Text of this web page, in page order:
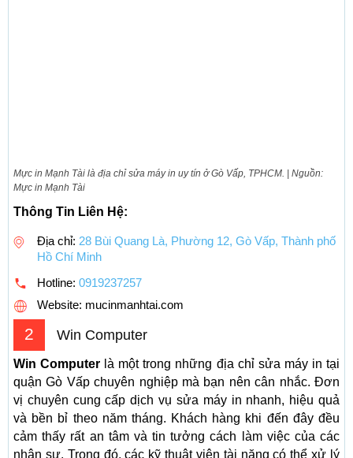
Mực in Mạnh Tài là địa chỉ sửa máy in uy tín ở Gò Vấp, TPHCM. | Nguồn:
Mực in Mạnh Tài
Thông Tin Liên Hệ:
Địa chỉ: 28 Bùi Quang Là, Phường 12, Gò Vấp, Thành phố
Hồ Chí Minh
Hotline: 0919237257
Website: mucinmanhtai.com
2 Win Computer
Win Computer là một trong những địa chỉ sửa máy in tại
quận Gò Vấp chuyên nghiệp mà bạn nên cân nhắc. Đơn
vị chuyên cung cấp dịch vụ sửa máy in nhanh, hiệu quả
và bền bỉ theo năm tháng. Khách hàng khi đến đây đều
cảm thấy rất an tâm và tin tưởng cách làm việc của các
nhân sự. Trong đó, các kỹ thuật viên tài năng có thể xử lý